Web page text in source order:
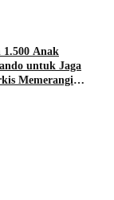
Anak
untuk Jaga
Memerangi